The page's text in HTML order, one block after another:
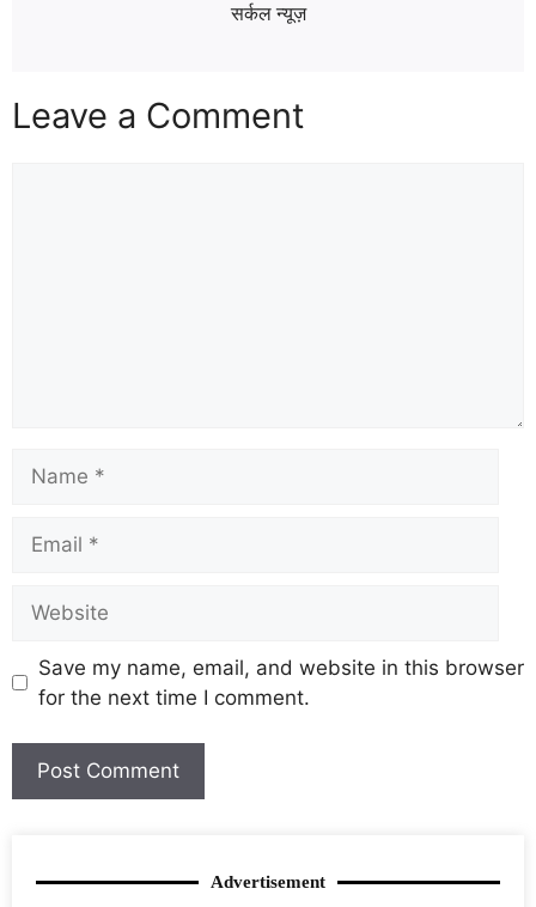
सर्कल न्यूज़
Leave a Comment
Save my name, email, and website in this browser
for the next time I comment.
Advertisement